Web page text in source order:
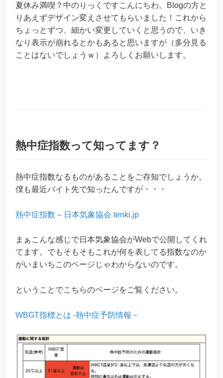
夏休み満喫？中のりっくですこんにちわ。Blogの方と
りあえずデザイン変えさせてもらいました！これから
ちょっとずつ、細かい変更していくと思うので、いき
なり表示が崩れるとかもあると思いますが（多分見る
ことはないでしょうｗ）よろしくお願いします。
熱中症指数って知ってます？
熱中症指数なるものがあることをご存知でしょうか。
僕も最近バイト先で知ったんですが・・・
熱中症指数 – 日本気象協会 tenki.jp
まぁこんな感じで日本気象協会がWebで公開してくれ
てます。でもそもそもこれが何を表してる指数なのか
がいまいちこのページじゃわからないのです。
ということでこちらのページをご覧ください。
WBGT指標とは -熱中症予防情報－